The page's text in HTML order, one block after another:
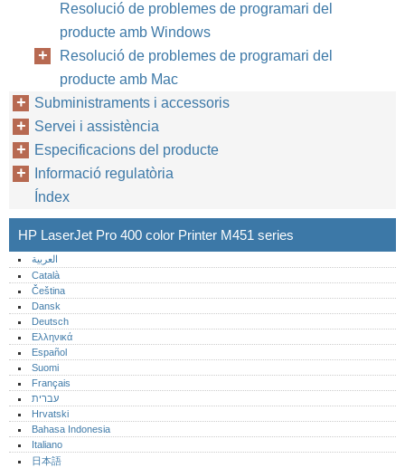
Resolució de problemes de programari del
producte amb Windows
Resolució de problemes de programari del
producte amb Mac
Subministraments i accessoris
Servei i assistència
Especificacions del producte
Informació regulatòria
Índex
HP LaserJet Pro 400 color Printer M451 series
العربية
Català
Čeština
Dansk
Deutsch
Ελληνικά
Español
Suomi
Français
עברית
Hrvatski
Bahasa Indonesia
Italiano
日本語